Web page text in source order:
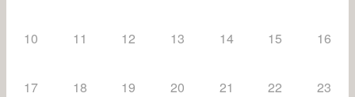
10 11 12 13 14 15 16
17 18 19 20 21 22 23